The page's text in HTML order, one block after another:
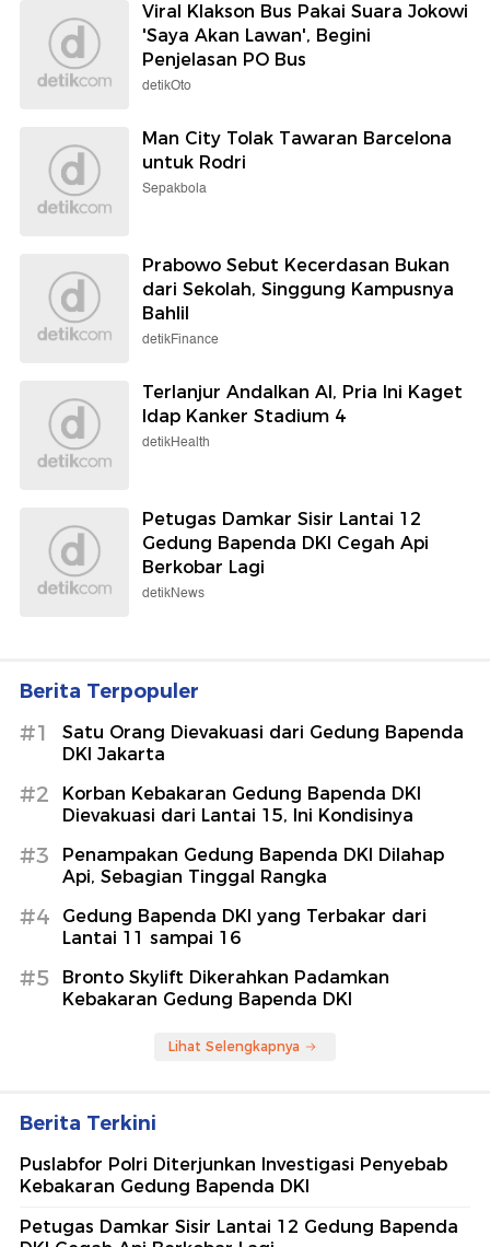
Viral Klakson Bus Pakai Suara Jokowi
'Saya Akan Lawan', Begini
Penjelasan PO Bus
detikOto
Man City Tolak Tawaran Barcelona
untuk Rodri
Sepakbola
Prabowo Sebut Kecerdasan Bukan
dari Sekolah, Singgung Kampusnya
Bahlil
detikFinance
Terlanjur Andalkan AI, Pria Ini Kaget
Idap Kanker Stadium 4
detikHealth
Petugas Damkar Sisir Lantai 12
Gedung Bapenda DKI Cegah Api
Berkobar Lagi
detikNews
Berita Terpopuler
#1
Satu Orang Dievakuasi dari Gedung Bapenda
DKI Jakarta
#2
Korban Kebakaran Gedung Bapenda DKI
Dievakuasi dari Lantai 15, Ini Kondisinya
#3
Penampakan Gedung Bapenda DKI Dilahap
Api, Sebagian Tinggal Rangka
#4
Gedung Bapenda DKI yang Terbakar dari
Lantai 11 sampai 16
#5
Bronto Skylift Dikerahkan Padamkan
Kebakaran Gedung Bapenda DKI
Lihat Selengkapnya
Berita Terkini
Puslabfor Polri Diterjunkan Investigasi Penyebab
Kebakaran Gedung Bapenda DKI
Petugas Damkar Sisir Lantai 12 Gedung Bapenda